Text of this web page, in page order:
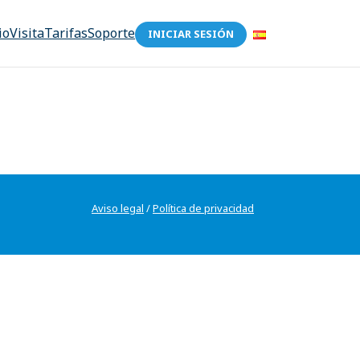
VisitaTarifasSoporte INICIAR SESIÓN
Aviso legal /Política de privacidad